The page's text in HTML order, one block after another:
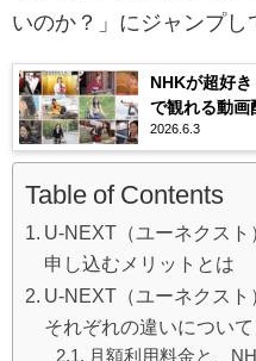
いのか？」にジャンプし
NHKが超好
で観れる動画
2026.6.3
Table of Contents
U-NEXT（ユーネクス
申し込むメリットとは
U-NEXT（ユーネクス
それぞれの違いについて
月額利用料金と、